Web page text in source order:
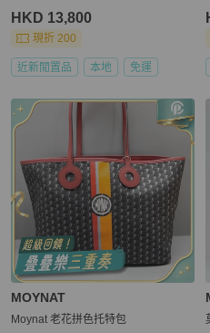
HKD 13,800
現折 200
近新閒置品 本地 免運
MOYNAT
Moynat 老花拼色托特包